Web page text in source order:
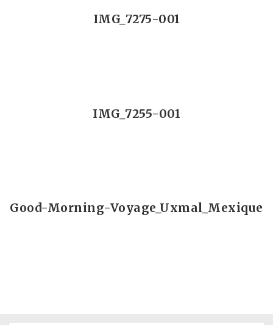
IMG_7275-001
IMG_7255-001
Good-Morning-Voyage_Uxmal_Mexique